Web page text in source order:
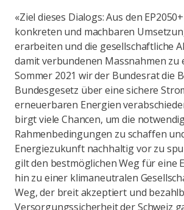
«Ziel dieses Dialogs: Aus den
konkreten und machbaren
erarbeiten und die gesellschaftliche
damit verbundenen Massnahmen zu
Sommer 2021 wir der Bundesrat die
Bundesgesetz über eine sichere
erneuerbaren Energien
birgt viele Chancen, um die
Rahmenbedingungen zu schaffen
Energiezukunft nachhaltig vor zu
gilt den bestmöglichen Weg für eine
hin zu einer klimaneutralen
Weg, der breit akzeptiert und
Versorgungssicherheit der Schweiz